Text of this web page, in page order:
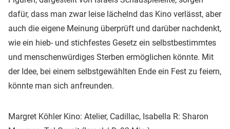
dafür, dass man zwar leise lächelnd das Kino verlässt, aber
auch die eigene Meinung überprüft und darüber nachdenkt,
wie ein hieb- und stichfestes Gesetz ein selbstbestimmtes
und menschenwürdiges Sterben ermöglichen könnte. Mit
der Idee, bei einem selbstgewählten Ende ein Fest zu feiern,
könnte man sich anfreunden.
Margret Köhler Kino: Atelier, Cadillac, Isabella R: Sharon